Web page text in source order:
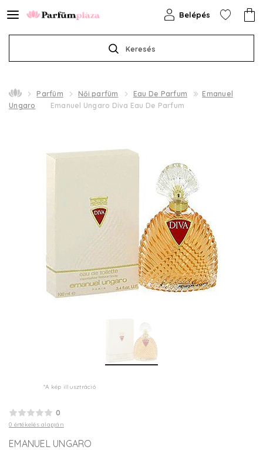
Keresés
Belépés
Parfüm Női parfüm Eau De Parfum
Emanuel
Ungaro
Emanuel Ungaro Diva Eau De Parfum
*A kép illusztráció
0
0 értékelés alapján
EMANUEL UNGARO